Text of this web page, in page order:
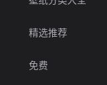
精选推荐
免费